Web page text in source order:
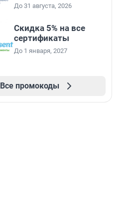
До 31 августа, 2026
Скидка 5% на все
сертификаты
До 1 января, 2027
Все промокоды